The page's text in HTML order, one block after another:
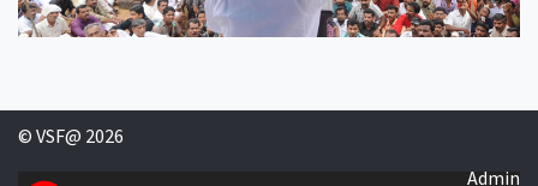
© VSF@ 2026
Admin